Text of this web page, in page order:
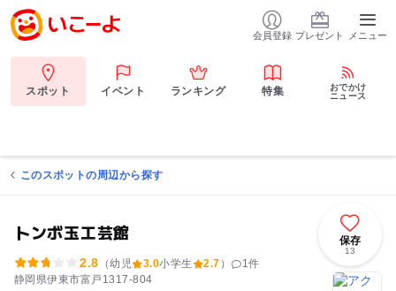
会員登録 プレゼント メニュー
スポット イベント ランキング 特集
おでかけ
ニュース
このスポットの周辺から探す
トンボ玉工芸館
2.8 （幼児 3.0小学生 2.7 ） 1件
静岡県伊東市富戸1317-804
保存
13